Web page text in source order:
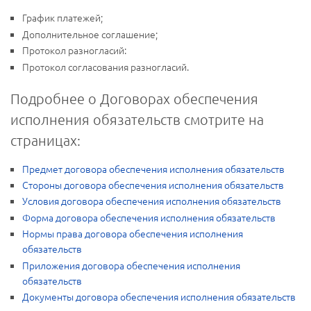
График платежей;
Дополнительное соглашение;
Протокол разногласий:
Протокол согласования разногласий.
Подробнее о Договорах обеспечения
исполнения обязательств смотрите на
страницах:
Предмет договора обеспечения исполнения обязательств
Стороны договора обеспечения исполнения обязательств
Условия договора обеспечения исполнения обязательств
Форма договора обеспечения исполнения обязательств
Нормы права договора обеспечения исполнения
обязательств
Приложения договора обеспечения исполнения
обязательств
Документы договора обеспечения исполнения обязательств